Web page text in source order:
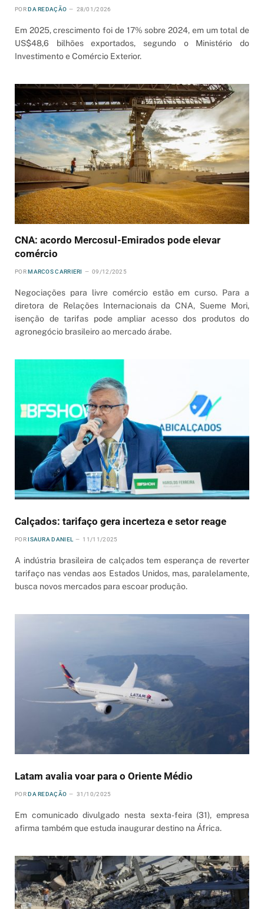
POR DA REDAÇÃO 28/01/2026
Em 2025, crescimento foi de 17% sobre 2024, em um total de
US$48,6 bilhões exportados, segundo o Ministério do
Investimento e Comércio Exterior.
CNA: acordo Mercosul-Emirados pode elevar
comércio
POR MARCOS CARRIERI 09/12/2025
Negociações para livre comércio estão em curso. Para a
diretora de Relações Internacionais da CNA, Sueme Mori,
isenção de tarifas pode ampliar acesso dos produtos do
agronegócio brasileiro ao mercado árabe.
Calçados: tarifaço gera incerteza e setor reage
POR ISAURA DANIEL 11/11/2025
A indústria brasileira de calçados tem esperança de reverter
tarifaço nas vendas aos Estados Unidos, mas, paralelamente,
busca novos mercados para escoar produção.
Latam avalia voar para o Oriente Médio
POR DA REDAÇÃO 31/10/2025
Em comunicado divulgado nesta sexta-feira (31), empresa
afirma também que estuda inaugurar destino na África.